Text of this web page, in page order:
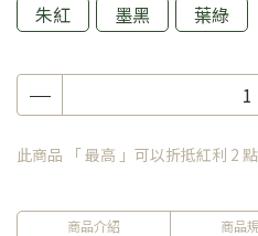
朱紅
墨黑 葉綠
此商品 「 最高 」可以折抵紅利 2
商品介紹 商品